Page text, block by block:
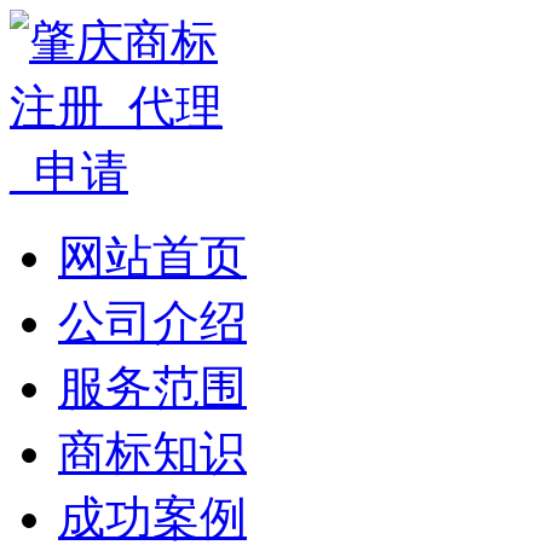
网站首页
公司介绍
服务范围
商标知识
成功案例